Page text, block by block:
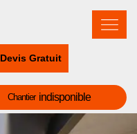
Devis Gratuit
Chantier indisponible